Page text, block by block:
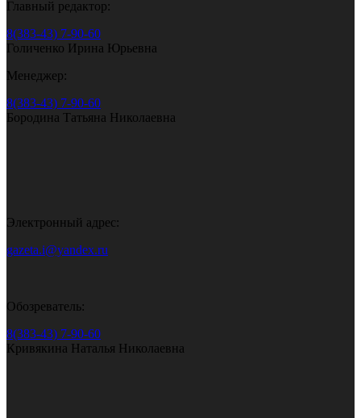
Главный редактор:
8(383-43) 7-90-60
Голиченко Ирина Юрьевна
Менеджер:
8(383-43) 7-90-60
Бородина Татьяна Николаевна
Электронный адрес:
gazeta.i@yandex.ru
Обозреватель:
8(383-43) 7-90-60
Кривякина Наталья Николаевна